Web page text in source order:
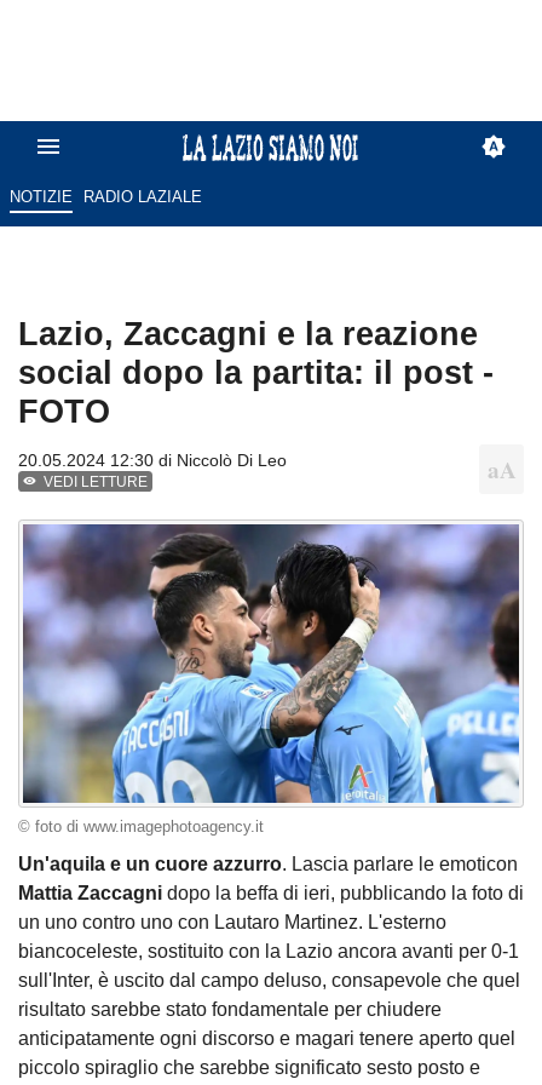
NOTIZIE RADIO LAZIALE
Lazio, Zaccagni e la reazione
social dopo la partita: il post -
FOTO
20.05.2024 12:30 di Niccolò Di Leo
VEDI LETTURE
© foto di www.imagephotoagency.it
Un'aquila e un cuore azzurro. Lascia parlare le emoticon
Mattia Zaccagni dopo la beffa di ieri, pubblicando la foto di
un uno contro uno con Lautaro Martinez. L'esterno
biancoceleste, sostituito con la Lazio ancora avanti per 0-1
sull'Inter, è uscito dal campo deluso, consapevole che quel
risultato sarebbe stato fondamentale per chiudere
anticipatamente ogni discorso e magari tenere aperto quel
piccolo spiraglio che sarebbe significato sesto posto e